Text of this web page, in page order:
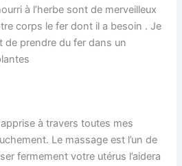
à l’herbe sont de merveilleux
corps le fer dont il a besoin . Je
de prendre du fer dans un
apprise à travers toutes mes
Le massage est l’un de
fermement votre utérus l’aidera